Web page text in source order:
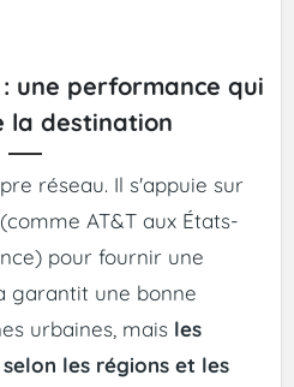
une performance qui
la destination
réseau. Il s'appuie sur
AT&T aux États-
pour fournir une
garantit une bonne
urbaines, mais les
les régions et les